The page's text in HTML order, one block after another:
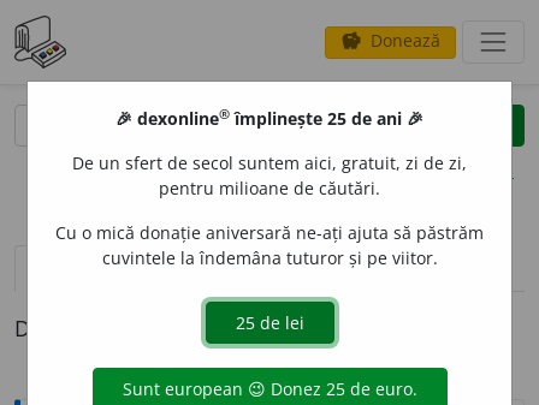
savings Donează
clear
opțiuni
definiții (1) pronunțievolume_up (50)
Definiția cu ID-ul 191960:
🎉 dexonline® împlinește 25 de ani 🎉
De un sfert de secol suntem aici, gratuit, zi de zi,
pentru milioane de căutări.
Cu o mică donație aniversară ne-ați ajuta să păstrăm
cuvintele la îndemâna tuturor și pe viitor.